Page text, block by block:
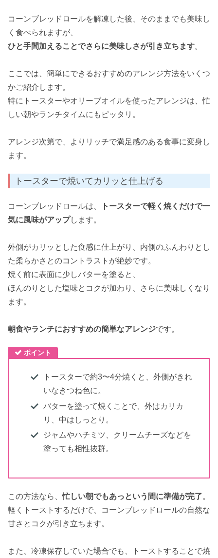
コーンブレッドロールを解凍した後、そのままでも美味し
く食べられますが、
ひと手間加えることでさらに美味しさが引き立ちます。
ここでは、簡単にできるおすすめのアレンジ方法をいくつ
かご紹介します。
特にトースターやオリーブオイルを使ったアレンジは、忙
しい朝やランチタイムにもピッタリ。
アレンジ次第で、よりリッチで満足感のある食事に変身し
ます。
トースターで焼いてカリッと仕上げる
コーンブレッドロールは、
トースターで軽く焼くだけで一
気に風味がアップします。
外側がカリッとした食感に仕上がり、内側のふんわりとし
た柔らかさとのコントラストが絶妙です。
焼く前に表面に少しバターを塗ると、
ほんのりとした塩味とコクが加わり、さらに美味しくなり
ます。
朝食やランチにおすすめの簡単なアレンジです。
ポイント
トースターで約3〜4分焼くと、外側がきれ
いなきつね色に。
バターを塗って焼くことで、外はカリカ
リ、中はしっとり。
ジャムやハチミツ、クリームチーズなどを
塗っても相性抜群。
この方法なら、忙しい朝でもあっという間に準備が完了。
軽くトーストするだけで、コーンブレッドロールの自然な
甘さとコクが引き立ちます。
また、冷凍保存していた場合でも、トーストすることで焼